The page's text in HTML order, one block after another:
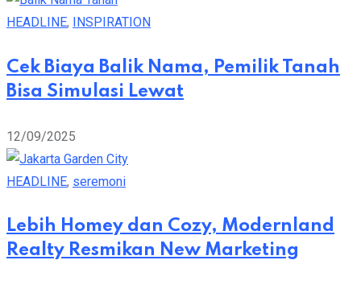
HEADLINE, INSPIRATION
Cek Biaya Balik Nama, Pemilik Tanah
Bisa Simulasi Lewat
12/09/2025
HEADLINE, seremoni
Lebih Homey dan Cozy, Modernland
Realty Resmikan New Marketing